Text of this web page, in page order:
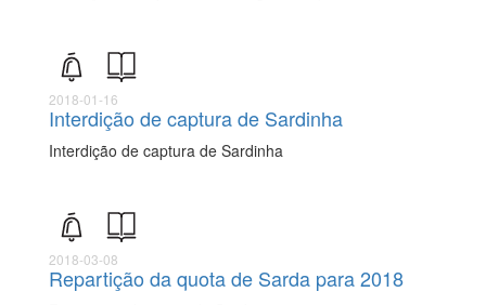
2018-01-16
Interdição de captura de Sardinha
Interdição de captura de Sardinha
2018-03-08
Repartição da quota de Sarda para 2018